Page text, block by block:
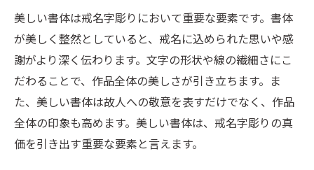
書体選びで戒名字彫りの印象が変わる理由
美しさと意味を両立させる書体選びのコツ
戒名字彫りに適した書体の特徴
故人の性格や生き様を反映する書体の選び
方
書体選びで注意すべきポイント
書体選びのプロフェッショナルのアドバイ
美しい書体は戒名字彫りにおいて重要な要素です。書体
が美しく整然としていると、戒名に込められた思いや感
謝がより深く伝わります。文字の形状や線の繊細さにこ
だわることで、作品全体の美しさが引き立ちます。ま
た、美しい書体は故人への敬意を表すだけでなく、作品
全体の印象も高めます。美しい書体は、戒名字彫りの真
価を引き出す重要な要素と言えます。